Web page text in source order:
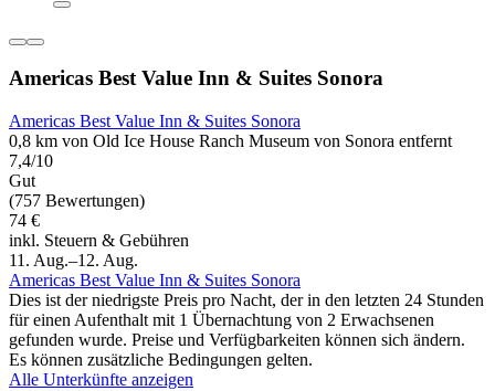
Americas Best Value Inn & Suites Sonora
Americas Best Value Inn & Suites Sonora
0,8 km von Old Ice House Ranch Museum von Sonora entfernt
7,4/10
Gut
(757 Bewertungen)
74 €
inkl. Steuern & Gebühren
11. Aug.–12. Aug.
Americas Best Value Inn & Suites Sonora
Dies ist der niedrigste Preis pro Nacht, der in den letzten 24 Stunden
für einen Aufenthalt mit 1 Übernachtung von 2 Erwachsenen
gefunden wurde. Preise und Verfügbarkeiten können sich ändern.
Es können zusätzliche Bedingungen gelten.
Alle Unterkünfte anzeigen